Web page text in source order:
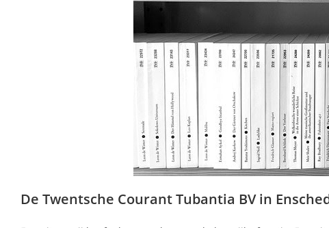
De Twentsche Courant Tubantia BV in